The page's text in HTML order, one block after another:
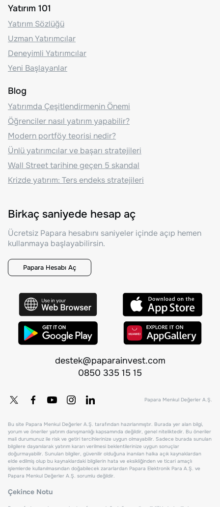
Yatırım 101
Yatırım Sözlüğü
Uzman Yatırımcılar
Deneyimli Yatırımcılar
Yeni Başlayanlar
Blog
Yatırımda Çeşitlendirmenin Önemi
Öğrenciler nasıl yatırım yapabilir?
Modern portföy teorisi nedir?
Ünlü yatırımcılar ve başarı stratejileri
Wall Street tarihine geçen 5 skandal
Krizde yatırım: Ters endeks stratejileri
Birkaç saniyede hesap aç
Ücretsiz Papara hesabını saniyeler içinde açıp hemen
kullanmaya başlayabilirsin.
Papara Hesabı Aç
destek@paparainvest.com
0850 335 15 15
Papara Menkul Değerler A.Ş.
Bu site Papara Menkul Değerler A.Ş. tarafından hazırlanmıştır. Burada yer alan bilgi,
yorum ve öneriler yatırım danışmanlığı kapsamında değildir, genel niteliktedir. Bu öneriler
mali durumunuz ile risk ve getiri tercihlerinize uygun olmayabilir. Sadece burada sunulan
bilgilere dayanılarak yatırım kararı verilmesi beklentilerinize uygun sonuçlar
doğurmayabilir. Sunulan bilgiler, güvenilir olduğuna inanılan halka açık kaynaklardan
elde edilmiş olup bu kaynaklardaki bilgilerin hata ve eksikliğinden ve ticari amaçlı
işlemlerde kullanılmasından doğabilecek zararlardan Papara Elektronik Para A.Ş. ve
Papara Menkul Değerler A.Ş. sorumlu değildir.
Çekince Notu